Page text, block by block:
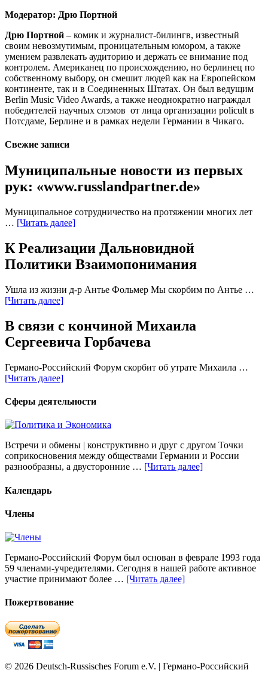
Модератор: Дрю Портной
Дрю Портной – комик и журналист-билингв, известный
своим невозмутимым, проницательным юмором, а также
умением развлекать аудиторию и держать ее внимание под
контролем. Американец по происхождению, но берлинец по
собственному выбору, он смешит людей как на Европейском
континенте, так и в Соединенных Штатах. Он был ведущим
Berlin Music Video Awards, а также неоднократно награждал
победителей научных слэмов от лица организации policult в
Потсдаме, Берлине и в рамках недели Германии в Чикаго.
Свежие записи
Муниципальные новости из первых
рук: «www.russlandpartner.de»
Муниципальное сотрудничество на протяжении многих лет
… [Читать далее]
К Реализации Дальновидной
Политики Взаимопонимания
Ушла из жизни д-р Антье Фольмер Мы скорбим по Антье …
[Читать далее]
В связи с кончиной Михаила
Сергеевича Горбачева
Германо-Российский Форум скорбит об утрате Михаила …
[Читать далее]
Сферы деятельности
Встречи и обмены | конструктивно и друг с другом Точки
соприкосновения между обществами Германии и России
разнообразны, а двусторонние … [Читать далее]
Календарь
Члены
Германо-Российский Форум был основан в феврале 1993 года
59 членами-учредителями. Сегодня в нашей работе активное
участие принимают более … [Читать далее]
Пожертвование
© 2026 Deutsch-Russisches Forum e.V. | Германо-Российский